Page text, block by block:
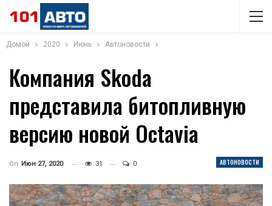
Домой 2020 Июнь Автоновости
Компания Skoda
представила битопливную
версию новой Octavia
АВТОНОВОСТИ
On Июн 27, 2020 31 0